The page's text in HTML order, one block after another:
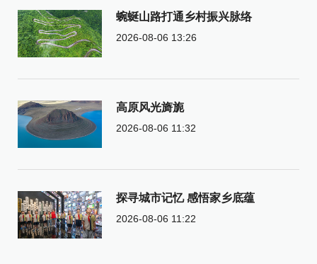
蜿蜒山路打通乡村振兴脉络
2026-08-06 13:26
高原风光旖旎
2026-08-06 11:32
探寻城市记忆 感悟家乡底蕴
2026-08-06 11:22